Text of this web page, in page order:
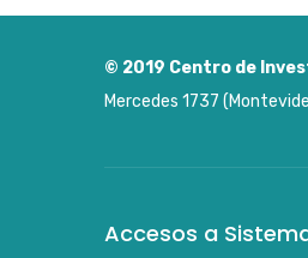
© 2019 Centro de
Mercedes 1737
Accesos a